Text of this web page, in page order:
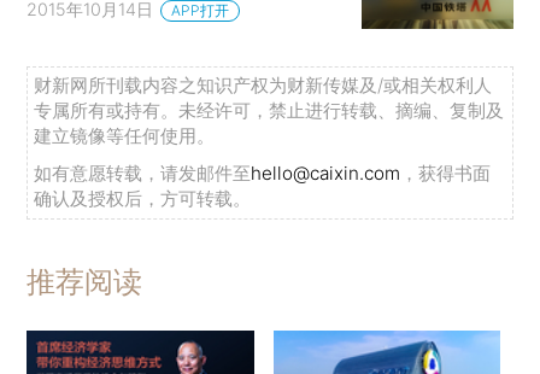
2015年10月14日 APP打开
财新网所刊载内容之知识产权为财新传媒及/或相关权利人
专属所有或持有。未经许可，禁止进行转载、摘编、复制及
建立镜像等任何使用。
如有意愿转载，请发邮件至hello@caixin.com ，获得书面
确认及授权后，方可转载。
推荐阅读